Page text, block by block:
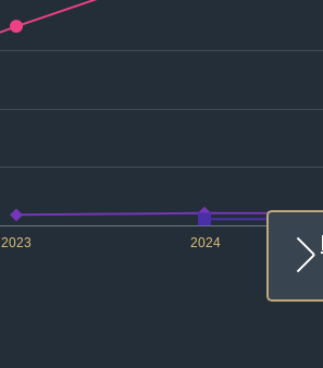
2023 2024